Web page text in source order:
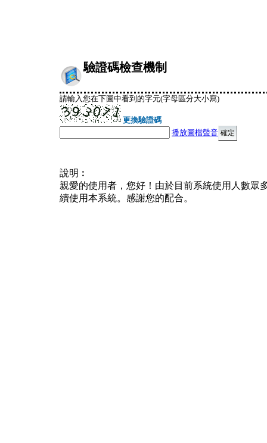
驗證碼檢查機制
請輸入您在下圖中看到的字元(字母區分大小寫)
更換驗證碼
播放圖檔聲音
說明︰
親愛的使用者，您好！由於目前系統使用人數眾
續使用本系統。感謝您的配合。